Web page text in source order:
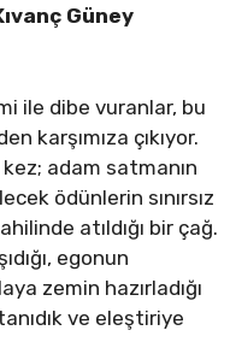
Güney
ile dibe vuranlar, bu
karşımıza çıkıyor.
adam satmanın
ödünlerin sınırsız
atıldığı bir çağ.
egonun
zemin hazırladığı
ve eleştiriye